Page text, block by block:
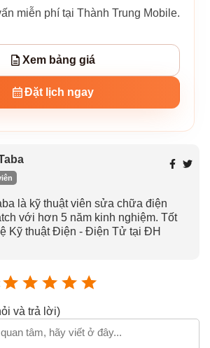
miễn phí tại Thành Trung Mobile.
Xem bảng giá
Đặt lịch ngay
là kỹ thuật viên sửa chữa điện
với hơn 5 năm kinh nghiệm. Tốt
Kỹ thuật Điện - Điện Tử tại ĐH
và trả lời)